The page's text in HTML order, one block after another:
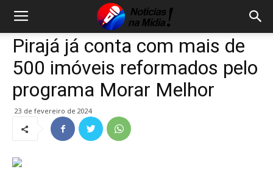
Pirajá já conta com mais de
500 imóveis reformados pelo
programa Morar Melhor
23 de fevereiro de 2024